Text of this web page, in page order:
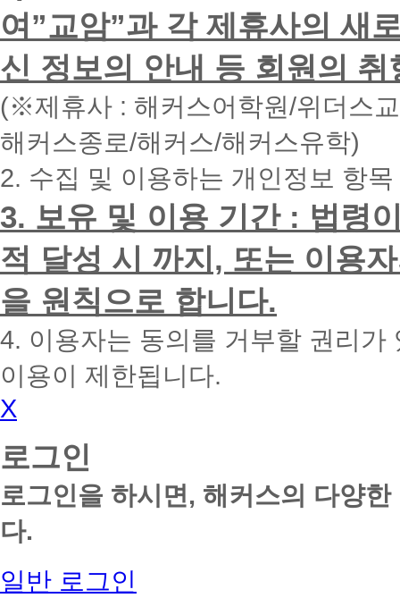
하
시
면
빠
른
간
내
에
화
드
리
겠
습
니
다.
여”교암”과 각 제휴사의 새
신 정보의 안내 등 회원의
(※제휴사 : 해커스어학원/위더스
해커스종로/해커스/해커스유학)
2. 수집 및 이용하는 개인정보 항
3. 보유 및 이용 기간 : 법령
적 달성 시 까지, 또는 이용
을 원칙으로 합니다.
4. 이용자는 동의를 거부할 권리
이용이 제한됩니다.
X
로그인
로그인을 하시면, 해커스의 다양
다.
일반 로그인